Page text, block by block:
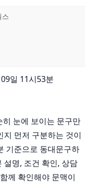
일 11시53분
눈에 보이는 문구만
먼저 구분하는 것이
기준으로 동대문구하
설명, 조건 확인, 상담
께 확인해야 문맥이